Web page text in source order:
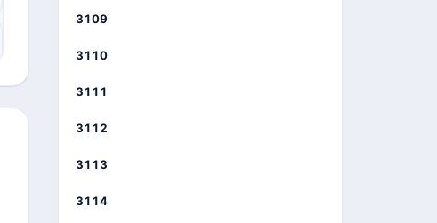
3109
3110
3111
3112
3113
3114